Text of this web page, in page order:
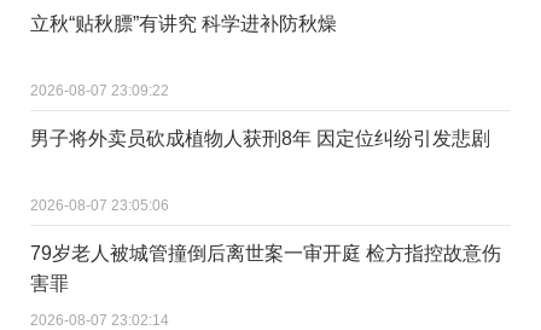
立秋“贴秋膘”有讲究 科学进补防秋燥
2026-08-07 23:09:22
男子将外卖员砍成植物人获刑8年 因定位纠纷引发悲剧
2026-08-07 23:05:06
79岁老人被城管撞倒后离世案一审开庭 检方指控故意伤
害罪
2026-08-07 23:02:14